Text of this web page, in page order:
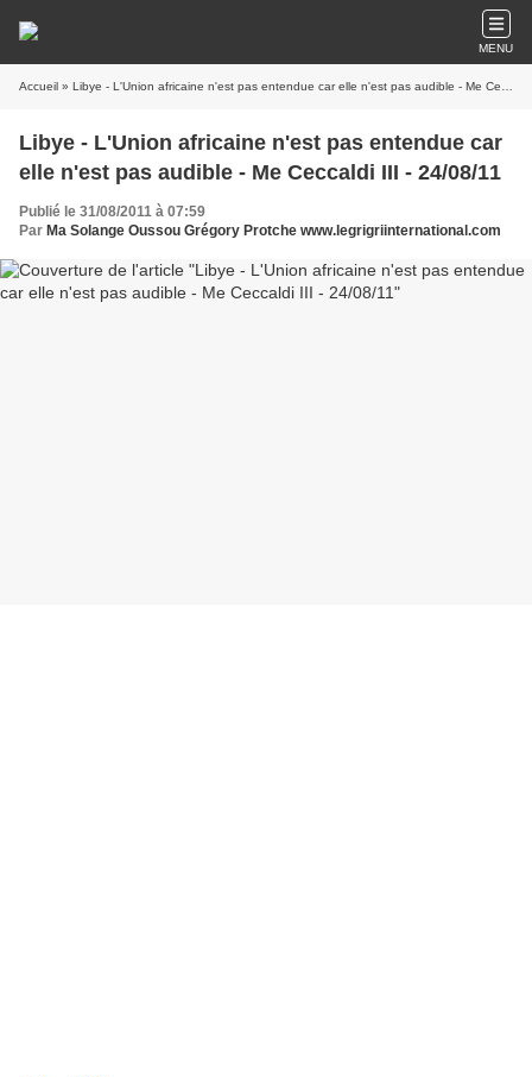
MENU
Accueil » Libye - L'Union africaine n'est pas entendue car elle n'est pas audible - Me Ceccaldi III - 24/08/11
Libye - L'Union africaine n'est pas entendue car
elle n'est pas audible - Me Ceccaldi III - 24/08/11
Publié le 31/08/2011 à 07:59
Par Ma Solange Oussou Grégory Protche www.legrigriinternational.com